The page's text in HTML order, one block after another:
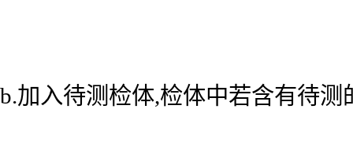
b.加入待测检体,检体中若含有待